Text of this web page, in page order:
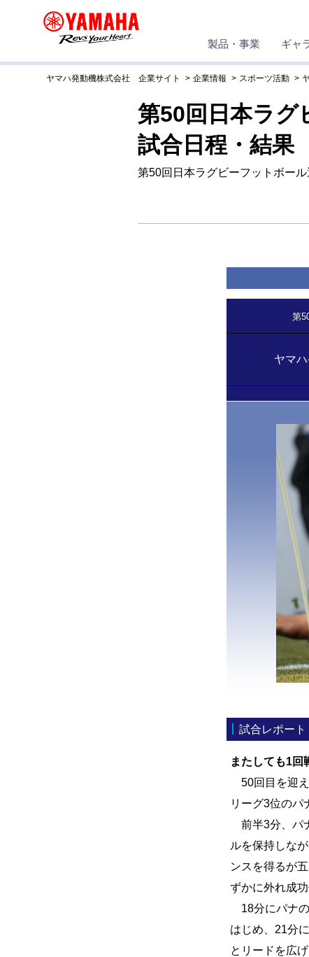
製品・事業 ギャ
ヤマハ発動機株式会社 企業サイト 企業情報 スポーツ活動
第50回日本ラグ
試合日程・結果
第50回日本ラグビーフットボー
第
ヤマ
試合レポート
またしても1回
50回目を迎え
リーグ3位のパ
前半3分、パ
ルを保持しな
ンスを得るが
ずかに外れ成
18分にパナの
はじめ、21分
とリードを広